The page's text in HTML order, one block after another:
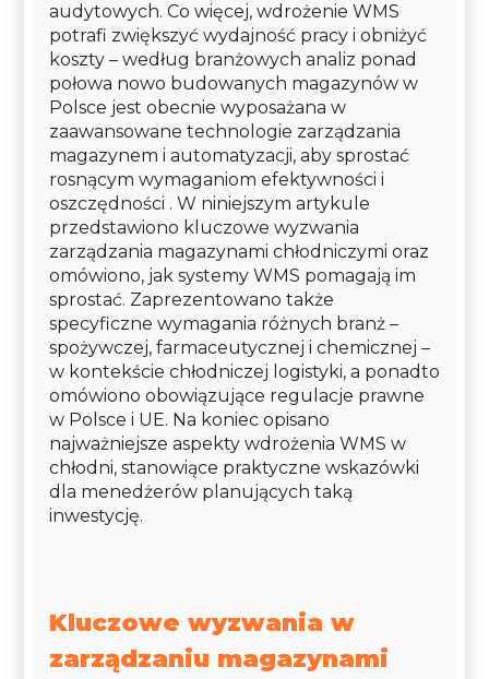
audytowych. Co więcej, wdrożenie WMS
potrafi zwiększyć wydajność pracy i obniżyć
koszty – według branżowych analiz ponad
połowa nowo budowanych magazynów w
Polsce jest obecnie wyposażana w
zaawansowane technologie zarządzania
magazynem i automatyzacji, aby sprostać
rosnącym wymaganiom efektywności i
oszczędności . W niniejszym artykule
przedstawiono kluczowe wyzwania
zarządzania magazynami chłodniczymi oraz
omówiono, jak systemy WMS pomagają im
sprostać. Zaprezentowano także
specyficzne wymagania różnych branż –
spożywczej, farmaceutycznej i chemicznej –
w kontekście chłodniczej logistyki, a ponadto
omówiono obowiązujące regulacje prawne
w Polsce i UE. Na koniec opisano
najważniejsze aspekty wdrożenia WMS w
chłodni, stanowiące praktyczne wskazówki
dla menedżerów planujących taką
inwestycję.
Kluczowe wyzwania w
zarządzaniu magazynami